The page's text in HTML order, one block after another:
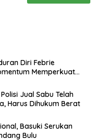
Diri Febrie
Memperkuat
Polisi Jual Sabu Telah
Harus Dihukum Berat
Basuki Serukan
Bulu